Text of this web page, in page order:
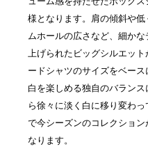
様となります。肩の傾斜や
ムホールの広さなど、細か
上げられたビッグシルエッ
ードシャツのサイズをベー
白を楽しめる独自のバラン
ら徐々に淡く白に移り変わ
で今シーズンのコレクショ
なります。